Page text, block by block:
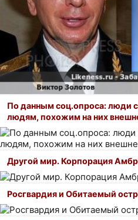
По данным соц.опроса: люди
людям, похожим на них
Другой мир. Корпорация
Росгвардия и Обитаемый